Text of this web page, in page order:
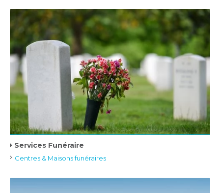
Services Funéraire
Centres & Maisons funéraires